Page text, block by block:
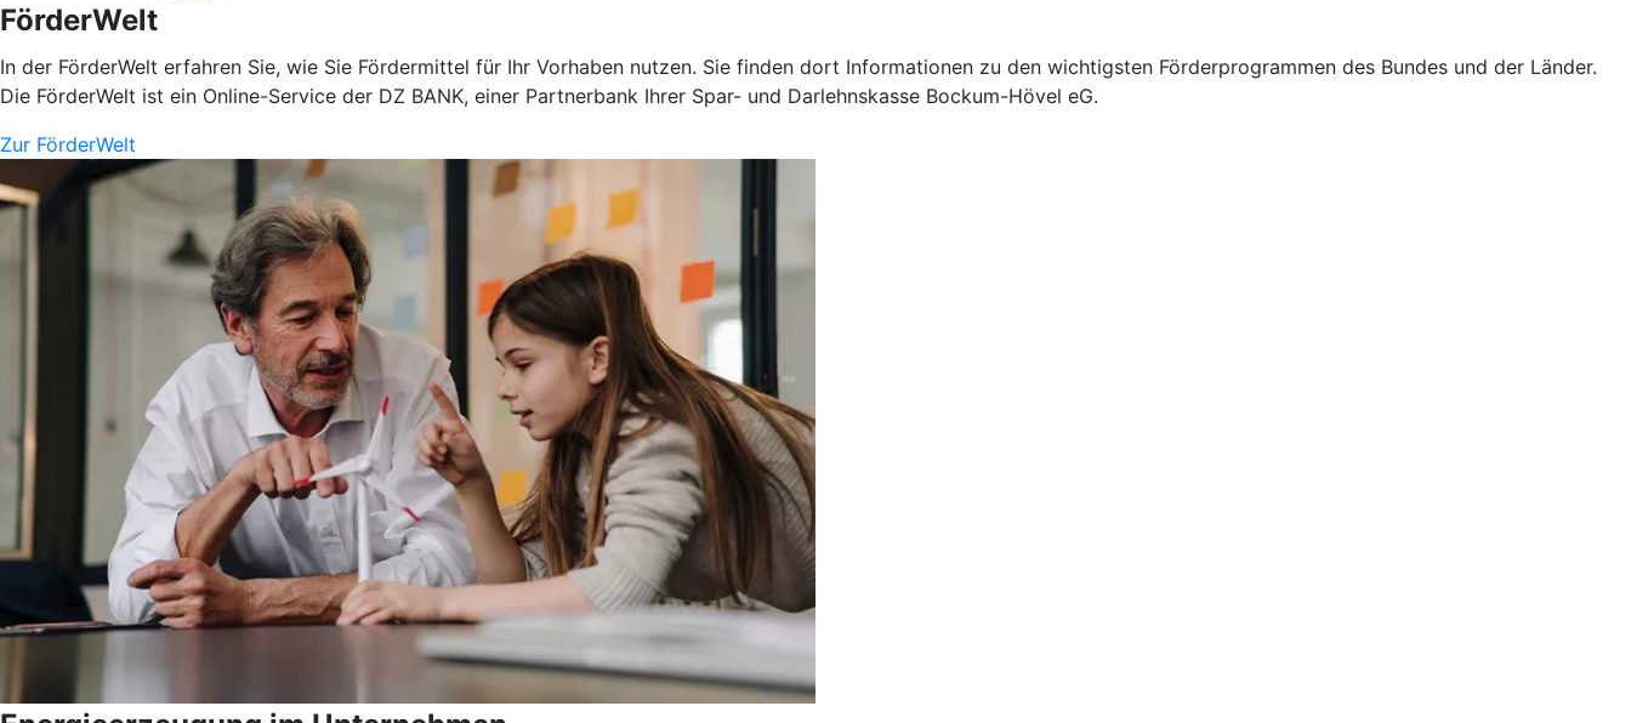
FörderWelt
In der FörderWelt erfahren Sie, wie Sie Fördermittel für Ihr Vorhaben nutzen. Sie finden dort Informationen zu den wichtigsten Förderprogrammen des Bundes und der Länder.
Die FörderWelt ist ein Online-Service der DZ BANK, einer Partnerbank Ihrer Spar- und Darlehnskasse Bockum-Hövel eG.
Zur FörderWelt